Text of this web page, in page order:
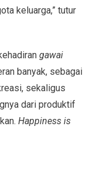
keluarga,” tutur
gawai
banyak, sebagai
sekaligus
dari produktif
Happiness is